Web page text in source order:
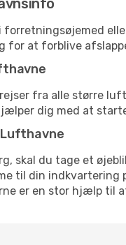
forretningsøjemed
for at forblive
fra alle større
dig med at
skal du tage et
til din
er en stor hjælp til